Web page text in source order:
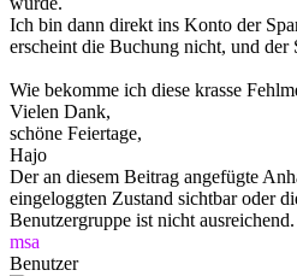
Ich bin dann direkt ins Konto der
erscheint die Buchung nicht, und der
Wie bekomme ich diese krasse
Vielen Dank,
schöne Feiertage,
Hajo
Der an diesem Beitrag angefügte
eingeloggten Zustand sichtbar oder
Benutzergruppe ist nicht ausreichend.
msa
Benutzer